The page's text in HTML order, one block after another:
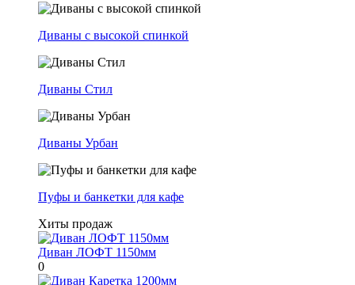
Диваны с высокой спинкой
Диваны Стил
Диваны Урбан
Пуфы и банкетки для кафе
Хиты продаж
Диван ЛОФТ 1150мм
0